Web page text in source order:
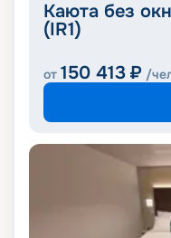
Каюта без
(IR1)
от 150 413 ₽ /